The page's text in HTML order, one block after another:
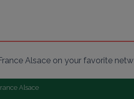
Alsace on your favorite
Alsace